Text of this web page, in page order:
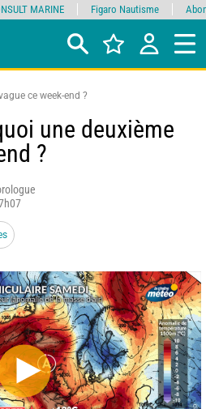
ce week-end ?
une deuxième
?
MARINE Figaro Nautisme